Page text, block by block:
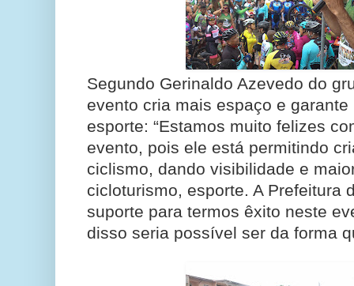
Segundo Gerinaldo Azevedo do
evento cria mais espaço e
esporte: “Estamos muito felizes
evento, pois ele está permitindo
ciclismo, dando visibilidade e
cicloturismo, esporte. A Prefeitura
suporte para termos êxito neste
disso seria possível ser da forma